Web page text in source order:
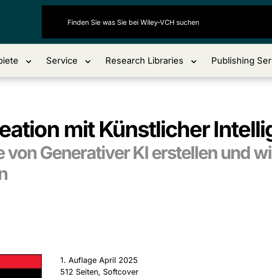
Service Research Libraries Publishing
mit Künstlicher
von Generativer KI erstellen und
1. Auflage April 2025
512 Seiten, Softcover